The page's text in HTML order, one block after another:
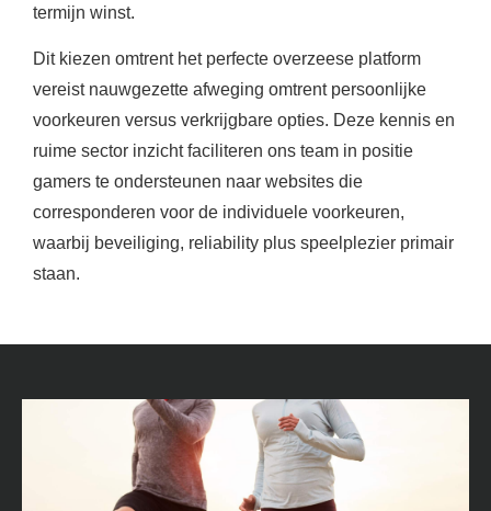
termijn winst.
Dit kiezen omtrent het perfecte overzeese platform
vereist nauwgezette afweging omtrent persoonlijke
voorkeuren versus verkrijgbare opties. Deze kennis en
ruime sector inzicht faciliteren ons team in positie
gamers te ondersteunen naar websites die
corresponderen voor de individuele voorkeuren,
waarbij beveiliging, reliability plus speelplezier primair
staan.